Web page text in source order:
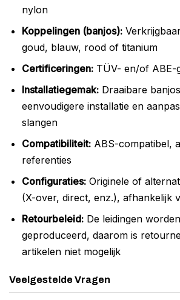
nylon
Koppelingen (banjos):
goud, blauw, rood of titanium
Certificeringen:TÜV- en/of ABE-
Installatiegemak:Draaibare
eenvoudigere installatie en
slangen
Compatibiliteit:ABS-compatibel,
referenties
Configuraties:Originele of
(X-over, direct, enz.), afhankelijk
Retourbeleid:De leidingen
geproduceerd, daarom is
artikelen niet mogelijk
Veelgestelde Vragen